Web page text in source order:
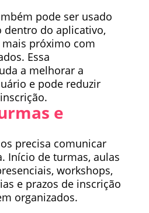
pode ser usado
dentro do aplicativo,
próximo com
Essa
a melhorar a
e pode reduzir
e
precisa comunicar
Início de turmas, aulas
workshops,
e prazos de inscrição
organizados.